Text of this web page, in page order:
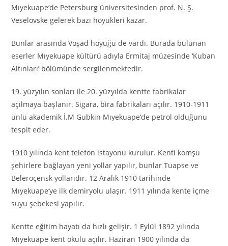
Mıyekuape’de Petersburg üniversitesinden prof. N. Ş.
Veselovske gelerek bazı höyükleri kazar.
Bunlar arasında Voşad höyüğü de vardı. Burada bulunan
eserler Mıyekuape kültürü adıyla Ermitaj müzesinde ‘Kuban
Altınları’ bölümünde sergilenmektedir.
19. yüzyılın sonları ile 20. yüzyılda kentte fabrikalar
açılmaya başlanır. Sigara, bira fabrikaları açılır. 1910-1911
ünlü akademik İ.M Gubkin Mıyekuape’de petrol olduğunu
tespit eder.
1910 yılında kent telefon istayonu kurulur. Kenti komşu
şehirlere bağlayan yeni yollar yapılır, bunlar Tuapse ve
Beleroçensk yollarıdır. 12 Aralık 1910 tarihinde
Mıyekuape‘ye ilk demiryolu ulaşır. 1911 yılında kente içme
suyu şebekesi yapılır.
Kentte eğitim hayatı da hızlı gelişir. 1 Eylül 1892 yılında
Mıyekuape kent okulu açılır. Haziran 1900 yılında da